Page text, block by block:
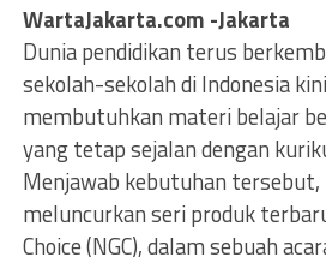
WartaJakarta.com -Jakarta
Dunia pendidikan terus
sekolah-sekolah di Indonesia
membutuhkan materi belajar
yang tetap sejalan dengan
Menjawab kebutuhan
meluncurkan seri produk
Choice (NGC), dalam sebuah